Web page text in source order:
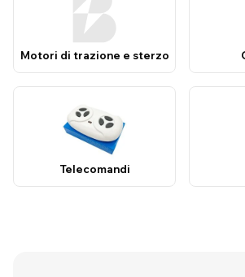
Motori di trazione e sterzo
Telecomandi